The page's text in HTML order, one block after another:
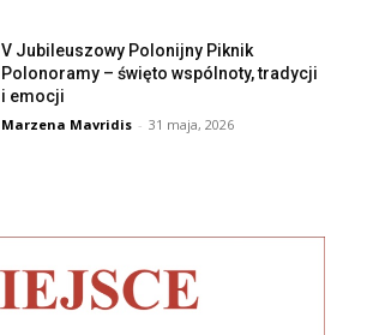
V Jubileuszowy Polonijny Piknik
Polonoramy – święto wspólnoty, tradycji
i emocji
Marzena Mavridis - 31 maja, 2026